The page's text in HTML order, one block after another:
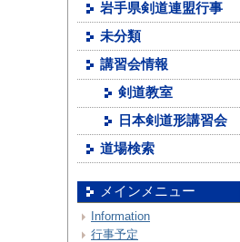
岩手県剣道連盟行事
未分類
講習会情報
剣道教室
日本剣道形講習会
道場検索
メインメニュー
Information
行事予定